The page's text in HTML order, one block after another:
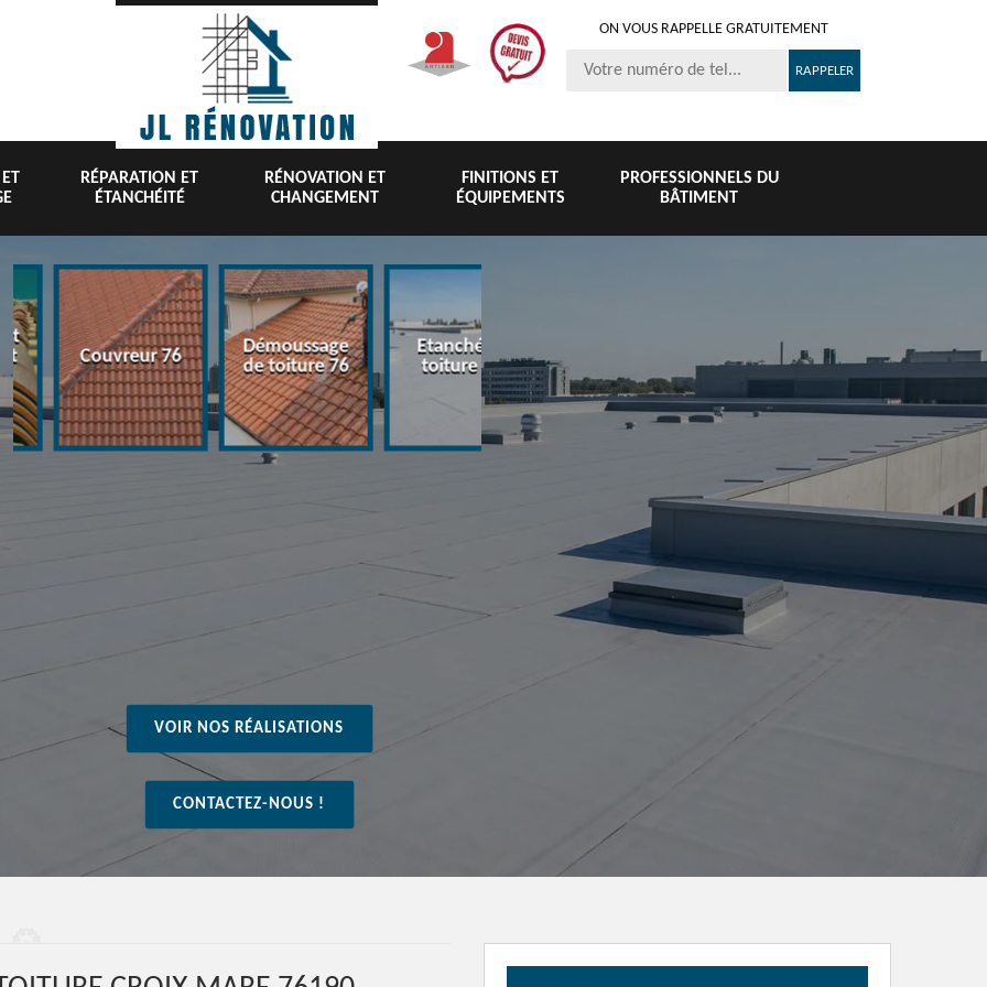
ON VOUS RAPPELLE GRATUITEMENT
RÉPARATION ET
ÉTANCHÉITÉ
RÉNOVATION ET
CHANGEMENT
FINITIONS ET
ÉQUIPEMENTS
PROFESSIONNELS DU
BÂTIMENT
Couvreur 76
Démoussage
de toiture 76
Etanchéité
toiture 76
Nettoyage et
pose de
gouttière 76
tuile et
76
VOIR NOS RÉALISATIONS
CONTACTEZ-NOUS !